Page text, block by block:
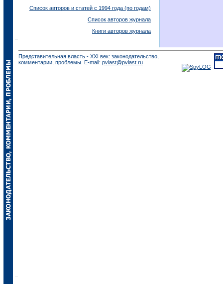
Список авторов и статей с 1994 года (по годам)
Список авторов журнала
Книги авторов журнала
Представительная власть - XXI век: законодательство,
комментарии, проблемы. E-mail: pvlast@pvlast.ru